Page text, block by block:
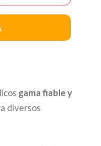
gama fiable y
diversos